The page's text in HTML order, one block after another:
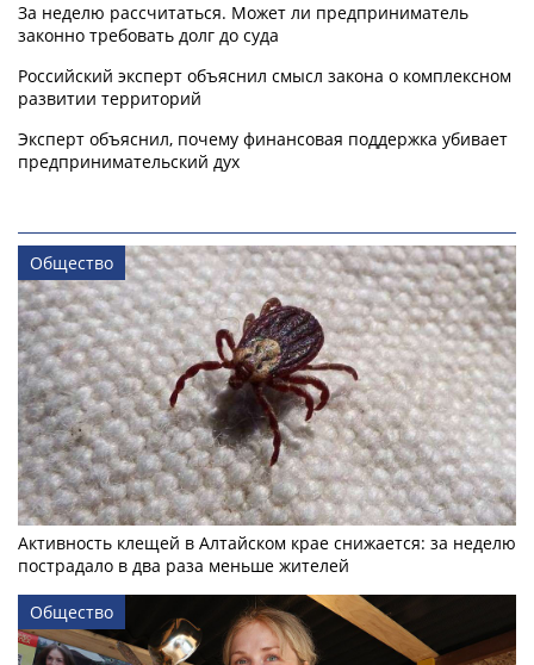
За неделю рассчитаться. Может ли предприниматель
законно требовать долг до суда
Российский эксперт объяснил смысл закона о комплексном
развитии территорий
Эксперт объяснил, почему финансовая поддержка убивает
предпринимательский дух
Общество
Активность клещей в Алтайском крае снижается: за неделю
пострадало в два раза меньше жителей
Общество